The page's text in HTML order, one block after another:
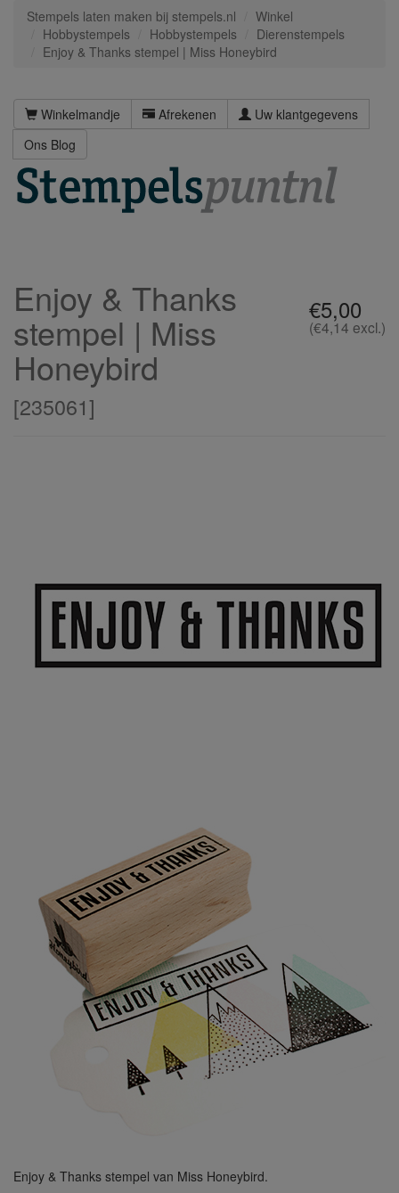
Stempels laten maken bij stempels.nl
Winkel
Hobbystempels
Hobbystempels
Dierenstempels
Enjoy & Thanks stempel | Miss Honeybird
Winkelmandje Afrekenen
Uw klantgegevens
Ons Blog
€5,00
(€4,14 excl.)
Enjoy & Thanks
stempel | Miss
Honeybird
[235061]
Enjoy & Thanks stempel van Miss Honeybird.